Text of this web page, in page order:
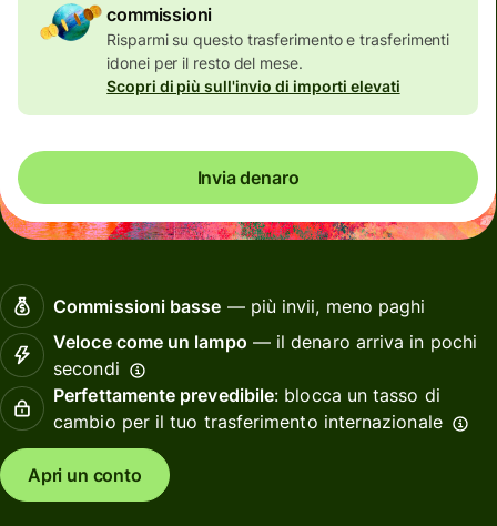
commissioni
Risparmi su questo trasferimento e trasferimenti
idonei per il resto del mese.
Scopri di più sull'invio di importi elevati
Invia denaro
Commissioni basse — più invii, meno paghi
Veloce come un lampo — il denaro arriva in pochi
secondi
Perfettamente prevedibile: blocca un tasso di
cambio per il tuo trasferimento internazionale
Apri un conto